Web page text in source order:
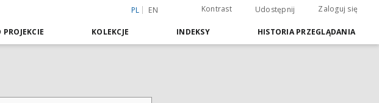
PL EN Kontrast Udostępnij Zaloguj się
PROJEKCIE KOLEKCJE INDEKSY HISTORIA PRZEGLĄDANIA